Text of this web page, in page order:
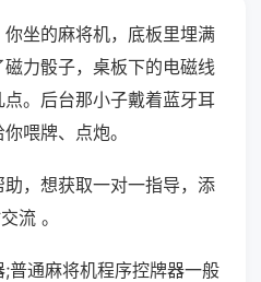
坐的麻将机，底板里埋满
力骰子，桌板下的电磁线
。后台那小子戴着蓝牙耳
喂牌、点炮。
，想获取一对一指导，添
流 。
普通麻将机程序控牌器一般